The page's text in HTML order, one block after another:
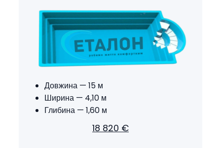
Довжина — 15 м
Ширина — 4,10 м
Глибина — 1,60 м
18 820 €